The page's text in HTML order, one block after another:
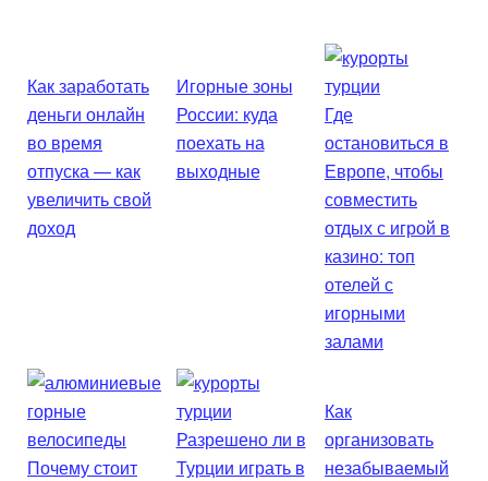
Как заработать
деньги онлайн
во время
отпуска — как
увеличить свой
доход
Игорные зоны
России: куда
поехать на
выходные
Где
остановиться в
Европе, чтобы
совместить
отдых с игрой в
казино: топ
отелей с
игорными
залами
Почему стоит
Разрешено ли в
Турции играть в
Как
организовать
незабываемый